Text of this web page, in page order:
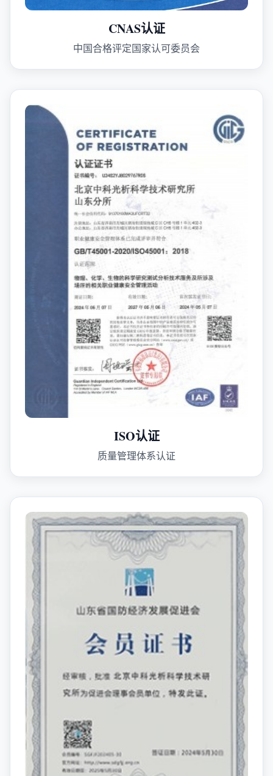
CNAS认证
中国合格评定国家认可委员会
ISO认证
质量管理体系认证